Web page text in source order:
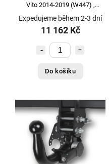
Vito 2014-2019 (W447) ,
vertikální, Aragon
Expedujeme během 2-3 dní
11 162 Kč
Do košíku